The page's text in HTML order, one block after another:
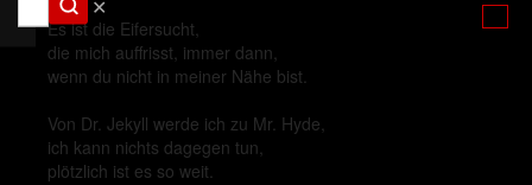
✕
Es ist die Eifersucht,
die mich auffrisst, immer dann,
wenn du nicht in meiner Nähe bist.
Von Dr. Jekyll werde ich zu Mr. Hyde,
ich kann nichts dagegen tun,
plötzlich ist es so weit.